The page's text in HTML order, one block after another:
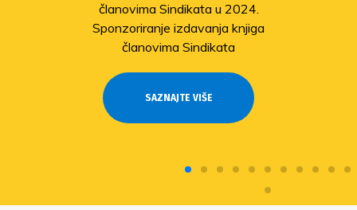
članovima Sindikata u 2024.
Sponzoriranje izdavanja knjiga
članovima Sindikata
SAZNAJTE VIŠE